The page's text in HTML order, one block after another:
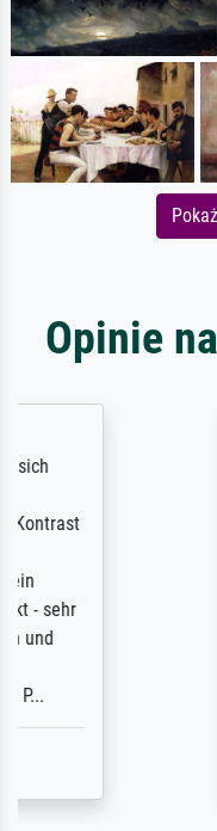
Opinie
So, I ordered
Annunciation
large and
site
quality for a
refunded me
blurry print